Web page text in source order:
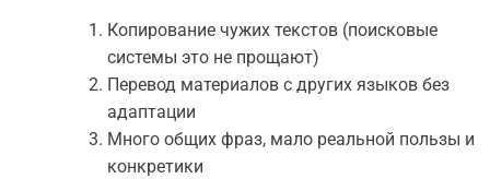
Копирование чужих текстов (поисковые
системы это не прощают)
Перевод материалов с других языков без
адаптации
Много общих фраз, мало реальной пользы и
конкретики